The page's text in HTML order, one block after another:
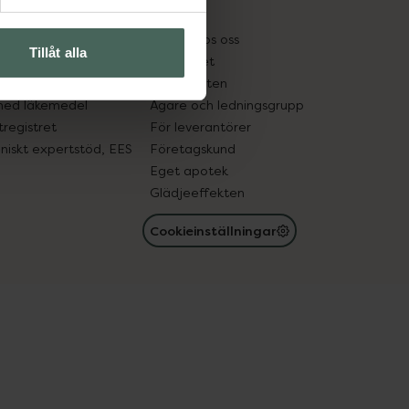
Tillåt alla
in gammal medicin
läkemedel
expertstöd, EES
Pressrum
Jobba hos oss
Hållbarhet
Samarbeten
Ägare och ledningsgrupp
För leverantörer
Företagskund
Eget apotek
Glädjeeffekten
Cookieinställningar